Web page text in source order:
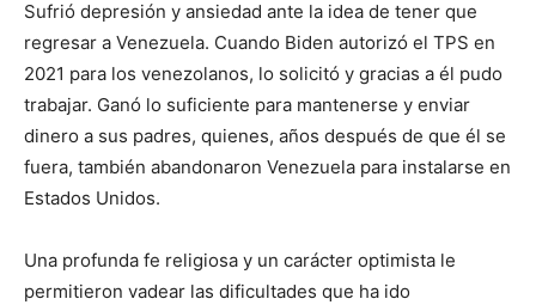
Sufrió depresión y ansiedad ante la idea de tener que
regresar a Venezuela. Cuando Biden autorizó el TPS en
2021 para los venezolanos, lo solicitó y gracias a él pudo
trabajar. Ganó lo suficiente para mantenerse y enviar
dinero a sus padres, quienes, años después de que él se
fuera, también abandonaron Venezuela para instalarse en
Estados Unidos.
Una profunda fe religiosa y un carácter optimista le
permitieron vadear las dificultades que ha ido